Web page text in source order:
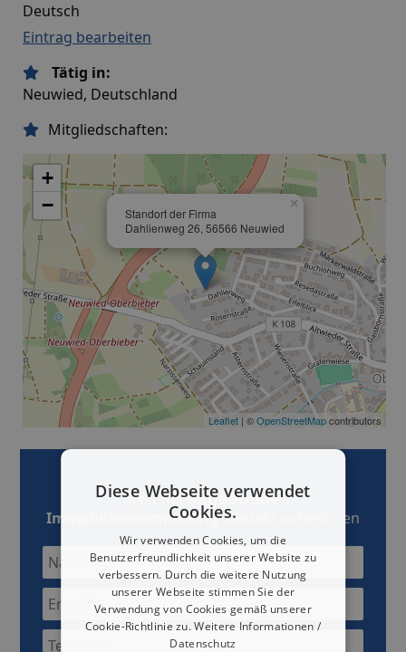
Deutsch
Eintrag bearbeiten
Tätig in:
Neuwied, Deutschland
Mitgliedschaften:
Standort der Firma
Dahlienweg 26, 56566 Neuwied
×
+
−
Leaflet | ©OpenStreetMapcontributors
Jetzt mitAntje Strohe
ImmobilienvermittlungKontakt aufnehmen
Diese Webseite verwendet
Cookies.
Wir verwenden Cookies, um die
Benutzerfreundlichkeit unserer Website zu
verbessern. Durch die weitere Nutzung
unserer Webseite stimmen Sie der
Verwendung von Cookies gemäß unserer
Cookie-Richtlinie zu.Weitere Informationen /
Datenschutz